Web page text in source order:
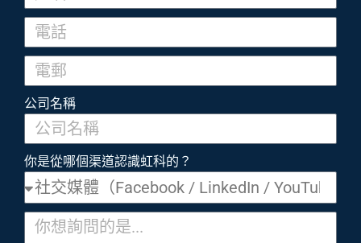
公司名稱
你是從哪個渠道認識虹科的？